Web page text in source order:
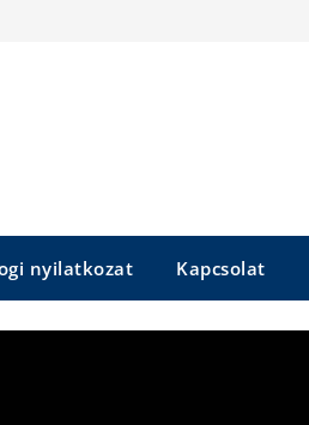
nyilatkozat Kapcsolat